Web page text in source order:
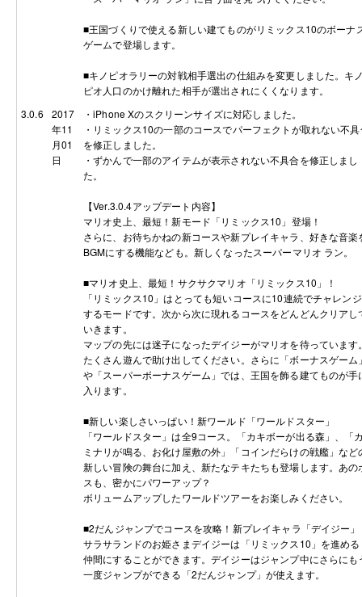
■王国づくりで使える新しい建てものがリミックス10のボーナ
ゲームで登場します。
■キノピオラリーの対戦相手選出の仕組みを変更しました。キ
ピオ人口のかけ離れた相手が選出されにくくなります。
3.0.6
2017
年11
月01
日
・iPhone Xのスクリーンサイズに対応しました。
・リミックス10の一部のコースでパーフェクトが取れない不
を修正しました。
・ずかんで一部のアイテムが表示されない不具合を修正しまし
た。
【Ver.3.0.4アップデート内容】
マリオ史上、最短！新モード「リミックス10」登場！
さらに、お待ちかねの新コースや新プレイキャラ、好きな音楽
BGMにする機能なども。新しくなったスーパーマリオ ラン。
■マリオ史上、最短！サクサクマリオ「リミックス10」！
「リミックス10」はとっても短いコースに10連続でチャレンジ
するモードです。次から次に現れるコースをどんどんクリアし
いきます。
マップの先には迷子になったデイジーがマリオを待っています
たくさん遊んで助け出してください。さらに「ボーナスゲーム
や「スーパーボーナスゲーム」では、王国を飾る建てものが手
入ります。
■新しい楽しさいっぱい！新ワールド「ワールドスター」
「ワールドスター」は全9コース。「カキボーが出る森」、「
ミナリが鳴る、お化け屋敷の外」「コインだらけの戦艦」など
新しい冒険の舞台に加え、新たなテキたちも登場します。あの
スも、密かにパワーアップ？
ボリュームアップしたワールドツアーをお楽しみください。
■2だんジャンプでコースを攻略！新プレイキャラ「デイジー」
サラサランドのお姫さまデイジーは「リミックス10」を進め
仲間にすることができます。デイジーはジャンプ中にさらにも
一度ジャンプができる「2だんジャンプ」が使えます。